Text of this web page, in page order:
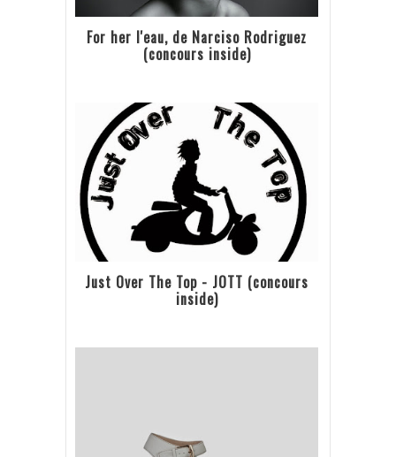
For her l'eau, de Narciso Rodriguez
(concours inside)
Just Over The Top - JOTT (concours
inside)